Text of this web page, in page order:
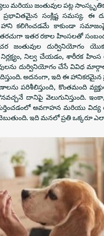
మరియు జంతువుల పట్ల
సంక్లిష్ట సమస్య. ఈ
హాని కలిగించడమే కాకుండా
తరచుగా ఇతర రకాల హింసలతో
జంతువుల దుర్వినియోగం
నిర్లక్ష్యం, నిల్వ చేయడం, శారీరక
దుర్వినియోగం చేసే వివిధ
అదనంగా, ఇది ఈ హానికరమైన
పరిశీలిస్తుంది, కొంతమంది
దానిపై వెలుగునిస్తుంది.
అవగాహన మరియు విద్య
ఇది మనలో ప్రతి ఒక్కరూ ఎలా